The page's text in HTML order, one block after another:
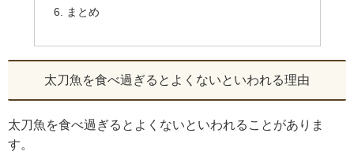
まとめ
太刀魚を食べ過ぎるとよくないといわれる理由
太刀魚を食べ過ぎるとよくないといわれることがありま
す。